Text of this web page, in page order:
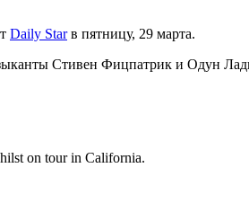
Daily Starв пятницу, 29 марта.
Стивен Фицпатрик и Одун
on tour in California.